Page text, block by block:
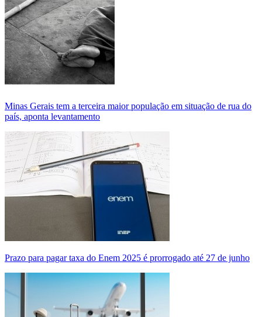
Minas Gerais tem a terceira maior população em situação de rua do
país, aponta levantamento
Prazo para pagar taxa do Enem 2025 é prorrogado até 27 de junho